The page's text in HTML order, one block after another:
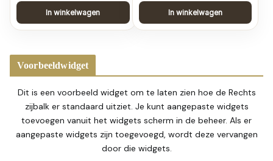
In winkelwagen In winkelwagen
Voorbeeldwidget
Dit is een voorbeeld widget om te laten zien hoe de Rechts
zijbalk er standaard uitziet. Je kunt aangepaste widgets
toevoegen vanuit het widgets scherm in de beheer. Als er
aangepaste widgets zijn toegevoegd, wordt deze vervangen
door die widgets.